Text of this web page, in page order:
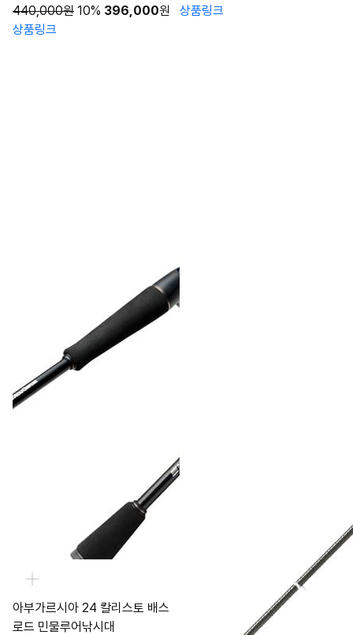
440,000원 10% 396,000원
상품링크
상품링크
아부가르시아 24 칼리스토 배스
로드 민물루어낚시대